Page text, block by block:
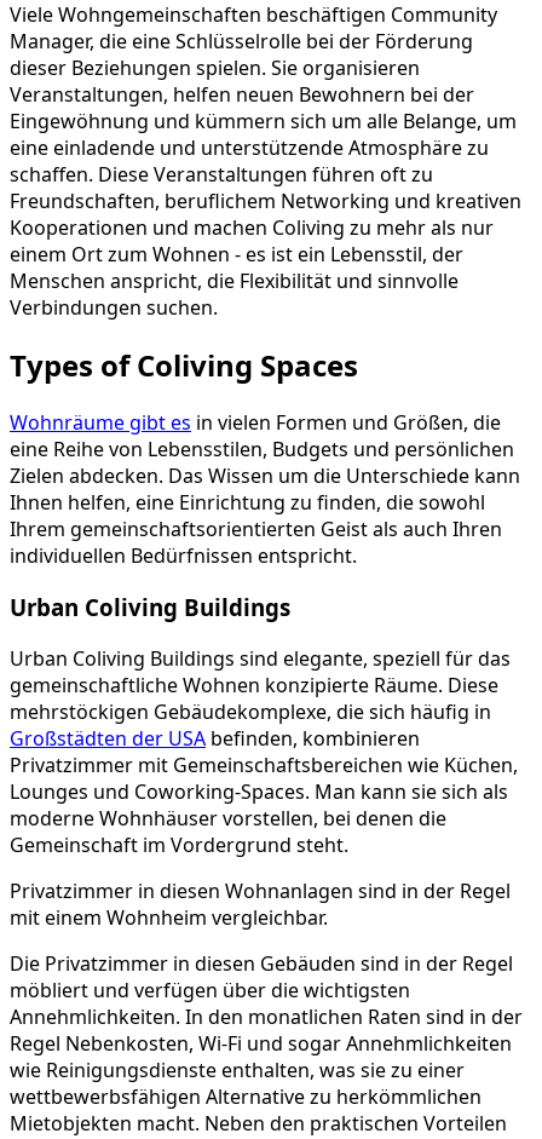
Viele Wohngemeinschaften beschäftigen Community
Manager, die eine Schlüsselrolle bei der Förderung
dieser Beziehungen spielen. Sie organisieren
Veranstaltungen, helfen neuen Bewohnern bei der
Eingewöhnung und kümmern sich um alle Belange, um
eine einladende und unterstützende Atmosphäre zu
schaffen. Diese Veranstaltungen führen oft zu
Freundschaften, beruflichem Networking und kreativen
Kooperationen und machen Coliving zu mehr als nur
einem Ort zum Wohnen - es ist ein Lebensstil, der
Menschen anspricht, die Flexibilität und sinnvolle
Verbindungen suchen.
Types of Coliving Spaces
Wohnräume gibt es in vielen Formen und Größen, die
eine Reihe von Lebensstilen, Budgets und persönlichen
Zielen abdecken. Das Wissen um die Unterschiede kann
Ihnen helfen, eine Einrichtung zu finden, die sowohl
Ihrem gemeinschaftsorientierten Geist als auch Ihren
individuellen Bedürfnissen entspricht.
Urban Coliving Buildings
Urban Coliving Buildings sind elegante, speziell für das
gemeinschaftliche Wohnen konzipierte Räume. Diese
mehrstöckigen Gebäudekomplexe, die sich häufig in
Großstädten der USA befinden, kombinieren
Privatzimmer mit Gemeinschaftsbereichen wie Küchen,
Lounges und Coworking-Spaces. Man kann sie sich als
moderne Wohnhäuser vorstellen, bei denen die
Gemeinschaft im Vordergrund steht.
Privatzimmer in diesen Wohnanlagen sind in der Regel
mit einem Wohnheim vergleichbar.
Die Privatzimmer in diesen Gebäuden sind in der Regel
möbliert und verfügen über die wichtigsten
Annehmlichkeiten. In den monatlichen Raten sind in der
Regel Nebenkosten, Wi-Fi und sogar Annehmlichkeiten
wie Reinigungsdienste enthalten, was sie zu einer
wettbewerbsfähigen Alternative zu herkömmlichen
Mietobjekten macht. Neben den praktischen Vorteilen